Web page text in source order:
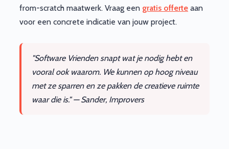
from-scratch maatwerk. Vraag een gratis offerte aan
voor een concrete indicatie van jouw project.
"Software Vrienden snapt wat je nodig hebt en
vooral ook waarom. We kunnen op hoog niveau
met ze sparren en ze pakken de creatieve ruimte
waar die is." — Sander, Improvers